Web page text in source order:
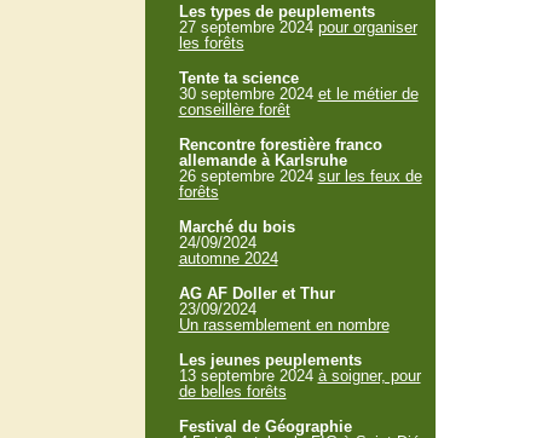
Les types de peuplements
27 septembre 2024 pour organiser
les forêts
Tente ta science
30 septembre 2024 et le métier de
conseillère forêt
Rencontre forestière franco
allemande à Karlsruhe
26 septembre 2024 sur les feux de
forêts
Marché du bois
24/09/2024
automne 2024
AG AF Doller et Thur
23/09/2024
Un rassemblement en nombre
Les jeunes peuplements
13 septembre 2024 à soigner, pour
de belles forêts
Festival de Géographie